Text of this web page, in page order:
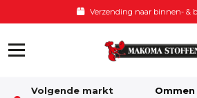
Verzending naar binnen- & buitenland
Volgende markt
Ommen